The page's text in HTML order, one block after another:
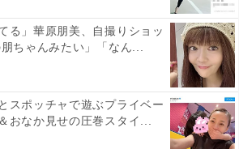
る」華原朋美、自撮りショッ
ちゃんみたい」「なん...
スポッチャで遊ぶプライベー
おなか見せの圧巻スタイ...